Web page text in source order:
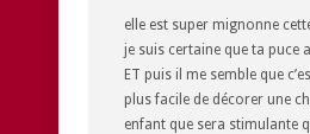
elle est super mignonne
je suis certaine que ta puce
ET puis il me semble que
plus facile de décorer une
enfant que sera stimulante